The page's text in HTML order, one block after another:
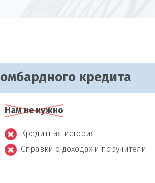
кредита
Нам не нужно
Кредитная история
Справки о доходах и поручители